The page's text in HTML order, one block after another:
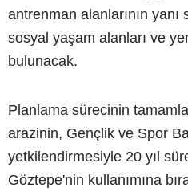
antrenman alanlarının yanı
sosyal yaşam alanları ve
bulunacak.
Planlama sürecinin
arazinin, Gençlik ve Spor
yetkilendirmesiyle 20 yıl
Göztepe'nin kullanımına